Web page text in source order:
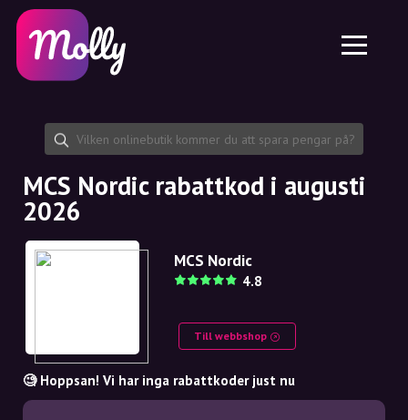
Hudvård
Hårvård
Dela rabattkod
Funktioner
Jobb
Om oss
Samarbete
Plattform
Molly till iPhone och iPad
Molly till Android
SE
EN
SE
NO
DE
MCS Nordic rabattkod i augusti
2026
MCS Nordic
4.8
Till webbshop
🧐 Hoppsan! Vi har inga rabattkoder just nu